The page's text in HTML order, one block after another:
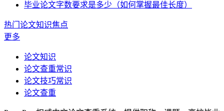
毕业论文字数要求是多少（如何掌握最佳长度）
热门论文知识焦点
更多
论文知识
论文查重常识
论文技巧常识
论文查重